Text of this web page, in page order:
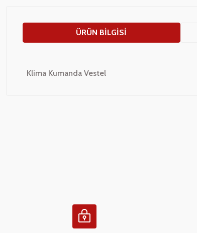
ÜRÜN BILGISI
Klima Kumanda Vestel
Bu ürüne benzer farklı alternatifler olmalı.